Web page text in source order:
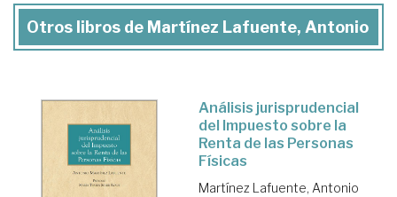
Otros libros de Martínez Lafuente, Antonio
Análisis jurisprudencial
del Impuesto sobre la
Renta de las Personas
Físicas
Martínez Lafuente, Antonio